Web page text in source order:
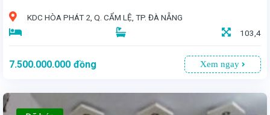
KDC HÒA PHÁT 2, Q. CẨM LỆ, TP. ĐÀ NẴNG
103,4
7.500.000.000 đồng Xem ngay